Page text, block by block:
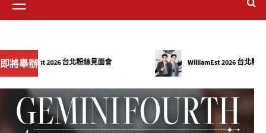
即將舉辦
WilliamEst 2026 台北粉絲見面會 WilliamEst 2026 台北粉絲